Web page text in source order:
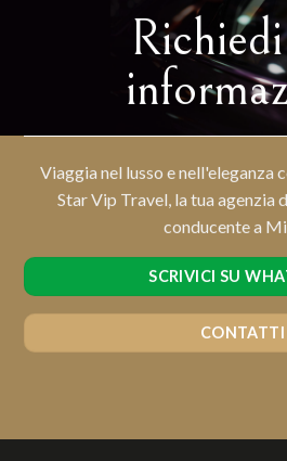
Viaggia nel lusso e nell'eleganza
Star Vip Travel, la tua agenzia
conducente a
SCRIVICI SU
CONTATTI